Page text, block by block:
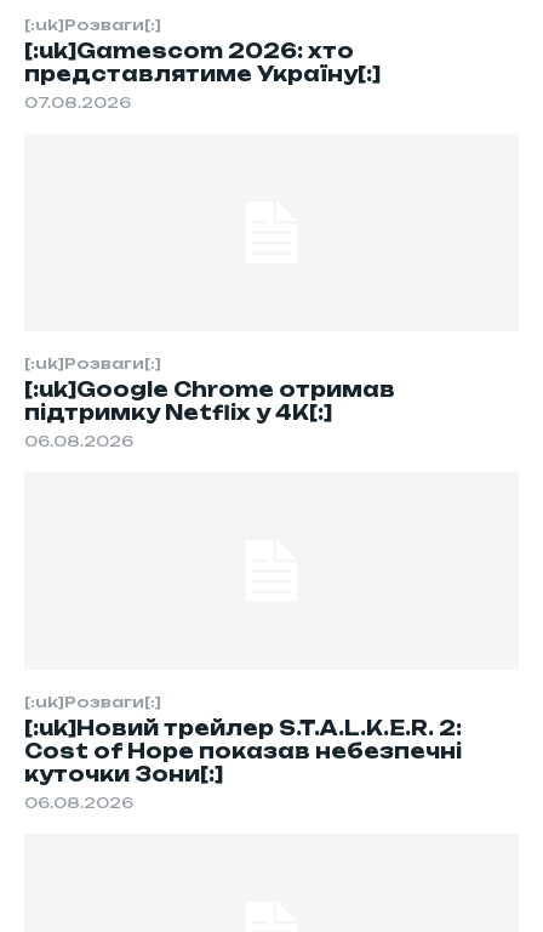
[:uk]Розваги[:]
[:uk]Gamescom 2026: хто
представлятиме Україну[:]
07.08.2026
[:uk]Розваги[:]
[:uk]Google Chrome отримав
підтримку Netflix у 4K[:]
06.08.2026
[:uk]Розваги[:]
[:uk]Новий трейлер S.T.A.L.K.E.R. 2:
Cost of Hope показав небезпечні
куточки Зони[:]
06.08.2026